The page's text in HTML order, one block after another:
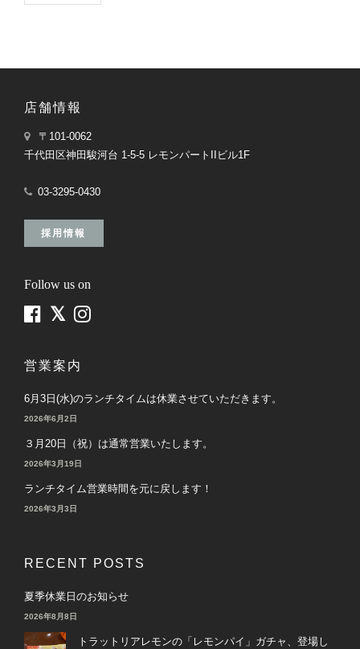
店舗情報
〒101-0062
千代田区神田駿河台 1-5-5 レモンパートIIビル1F
03-3295-0430
採用情報
Follow us on
営業案内
6月3日(水)のランチタイムは休業させていただきます。
2026年6月2日
３月20日（祝）は通常営業いたします。
2026年3月19日
ランチタイム営業時間を元に戻します！
2026年3月3日
RECENT POSTS
夏季休業日のお知らせ
2026年8月8日
トラットリアレモンの「レモンパイ」ガチャ、登場し